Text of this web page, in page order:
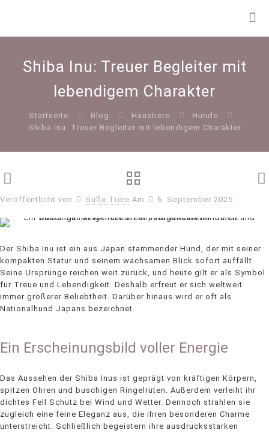
Shiba Inu: Treuer Begleiter mit
lebendigem Charakter
Startseite Blog Haustiere
Hunde
Shiba Inu: Treuer Begleiter mit lebendigem Charakter
Veröffentlicht von Süße Tiere Am 6. September 2025
Der Shiba Inu ist ein aus Japan stammender Hund, der mit seiner
kompakten Statur und seinem wachsamen Blick sofort auffällt.
Seine Ursprünge reichen weit zurück, und heute gilt er als Symbol
für Treue und Lebendigkeit. Deshalb erfreut er sich weltweit
immer größerer Beliebtheit. Darüber hinaus wird er oft als
Nationalhund Japans bezeichnet.
Ein Erscheinungsbild voller Energie
Das Aussehen der Shiba Inus ist geprägt von kräftigen Körpern,
spitzen Ohren und buschigen Ringelruten. Außerdem verleiht ihr
dichtes Fell Schutz bei Wind und Wetter. Dennoch strahlen sie
zugleich eine feine Eleganz aus, die ihren besonderen Charme
unterstreicht. Schließlich begeistern ihre ausdrucksstarken